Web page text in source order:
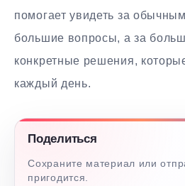
помогает увидеть за
большие вопросы, а за
конкретные решения,
каждый день.
Поделиться
Сохраните материал или
пригодится.